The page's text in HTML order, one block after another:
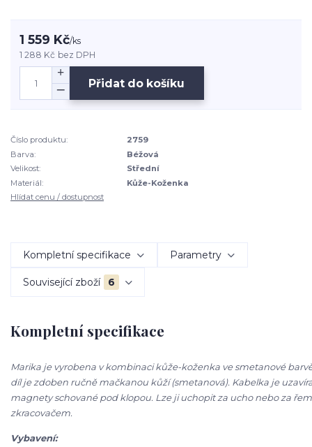
1 559 Kč/ks
1 288 Kč bez DPH
Přidat do košíku
Číslo produktu:
2759
Barva:
Béžová
Velikost:
Střední
Materiál:
Kůže-Koženka
Hlídat cenu / dostupnost
Kompletní specifikace Parametry
Související zboží 6
Kompletní specifikace
Marika je vyrobena v kombinaci kůže-koženka ve smetanové
díl je zdoben ručně mačkanou kůží (smetanová). Kabelka je
magnety schované pod klopou. Lze ji uchopit za ucho nebo za
zkracovačem.
Vybavení: